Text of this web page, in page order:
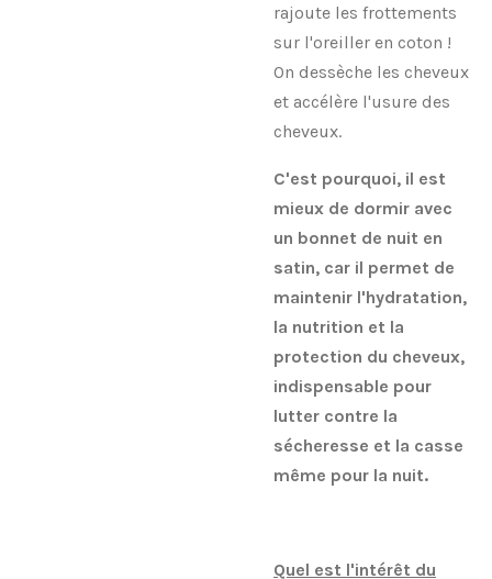
rajoute les frottements
sur l'oreiller en coton !
On dessèche les cheveux
et accélère l'usure des
cheveux.
C'est pourquoi, il est
mieux de dormir avec
un bonnet de nuit en
satin, car il permet de
maintenir l'hydratation,
la nutrition et la
protection du cheveux,
indispensable pour
lutter contre la
sécheresse et la casse
même pour la nuit.
Quel est l'intérêt du